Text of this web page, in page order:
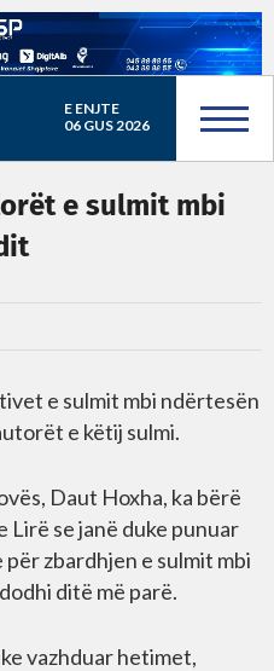
E ENJTE
06 GUS 2026
e sulmit mbi
e sulmit mbi ndërtesën
e këtij sulmi.
Daut Hoxha, ka bërë
Lirë se janë duke punuar
zbardhjen e sulmit mbi
ditë më parë.
vazhduar hetimet,